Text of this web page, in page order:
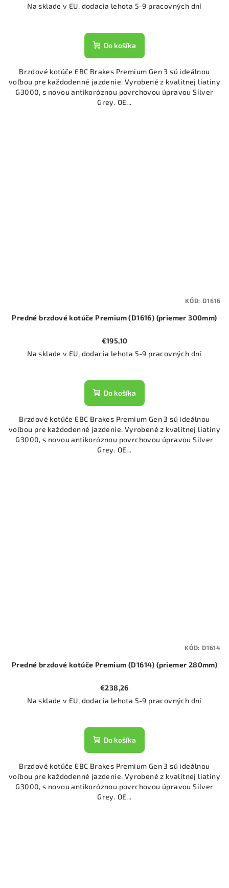
Na sklade v EU, dodacia lehota 5-9 pracovných dní
Do košíka
Brzdové kotúče EBC Brakes Premium Gen 3 sú ideálnou
voľbou pre každodenné jazdenie. Vyrobené z kvalitnej liatiny
G3000, s novou antikoróznou povrchovou úpravou Silver
Grey. OE...
Predné brzdové kotúče Premium (D1616) (priemer 300mm)
€195,10
Na sklade v EU, dodacia lehota 5-9 pracovných dní
Do košíka
Brzdové kotúče EBC Brakes Premium Gen 3 sú ideálnou
voľbou pre každodenné jazdenie. Vyrobené z kvalitnej liatiny
G3000, s novou antikoróznou povrchovou úpravou Silver
Grey. OE...
KÓD: D1616
Predné brzdové kotúče Premium (D1614) (priemer 280mm)
€238,26
Na sklade v EU, dodacia lehota 5-9 pracovných dní
Do košíka
Brzdové kotúče EBC Brakes Premium Gen 3 sú ideálnou
voľbou pre každodenné jazdenie. Vyrobené z kvalitnej liatiny
G3000, s novou antikoróznou povrchovou úpravou Silver
Grey. OE...
KÓD: D1614